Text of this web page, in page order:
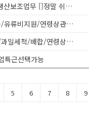
[]워라벨 최고/일찍퇴근 []현대1차협력사 []자동차시트 생산보조업무 []정말 쉬운 업무
안성미양)주간고정/주급가능/과일세척/배합/초보도가능/유류비지원/연령상관없어요
미양면)클렌즈주스제조/주간고정/주급가능/유류비지원/과일세척/배합/연령상관없어요
특근선택가능
5 6 7 8 9